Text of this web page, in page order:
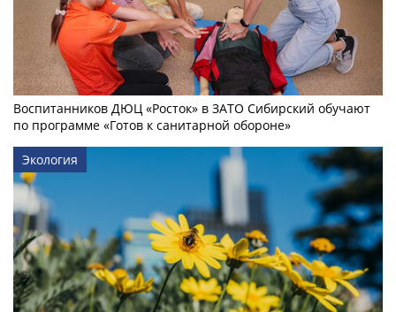
Воспитанников ДЮЦ «Росток» в ЗАТО Сибирский обучают
по программе «Готов к санитарной обороне»
Экология